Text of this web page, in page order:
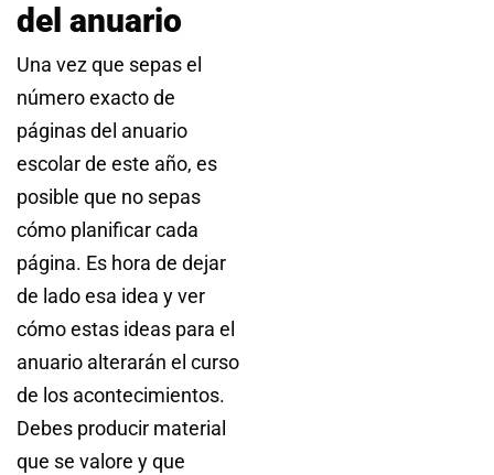
del anuario
Una vez que sepas el
número exacto de
páginas del anuario
escolar de este año, es
posible que no sepas
cómo planificar cada
página. Es hora de dejar
de lado esa idea y ver
cómo estas ideas para el
anuario alterarán el curso
de los acontecimientos.
Debes producir material
que se valore y que